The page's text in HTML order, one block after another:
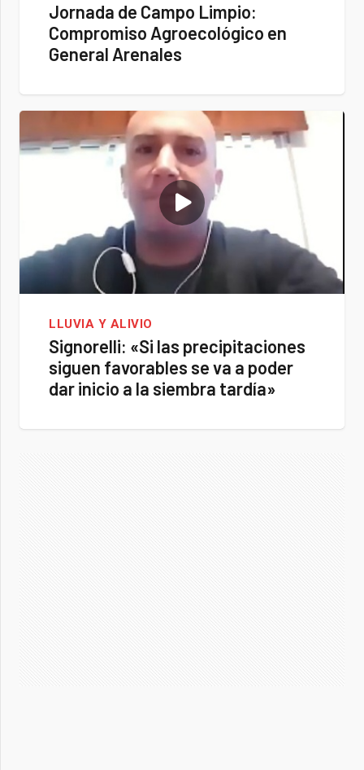
Jornada de Campo Limpio:
Compromiso Agroecológico en
General Arenales
LLUVIA Y ALIVIO
Signorelli: «Si las precipitaciones
siguen favorables se va a poder
dar inicio a la siembra tardía»